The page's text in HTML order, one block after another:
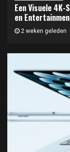
Een Visuele
en
2 weken geleden